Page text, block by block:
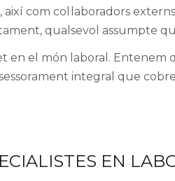
com col·laboradors
qualsevol assumpte
el món laboral. Entenem
integral que
EN